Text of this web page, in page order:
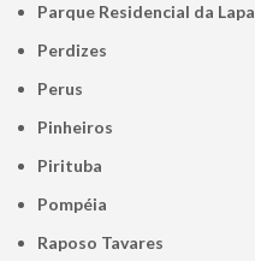
Parque Residencial da Lapa
Perdizes
Perus
Pinheiros
Pirituba
Pompéia
Raposo Tavares